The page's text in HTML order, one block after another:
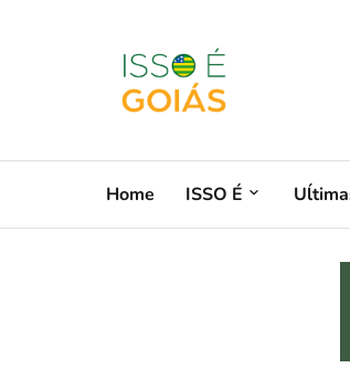
Home ISSO É